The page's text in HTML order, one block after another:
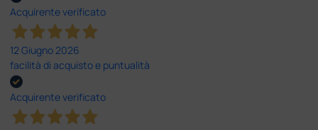
Acquirente verificato
12 Giugno 2026
facilità di acquisto e puntualità
Acquirente verificato